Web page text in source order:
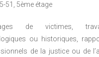
51, 5ème étage
de victimes,
ou historiques,
de la justice ou de